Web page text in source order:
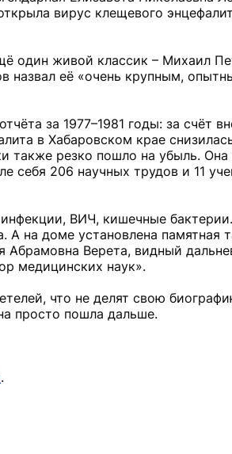
вирус клещевого
один живой классик – Михаил
назвал её «очень крупным,
за 1977–1981 годы: за счёт
в Хабаровском крае
также резко пошло на убыль. Она
себя 206 научных трудов и 11
ВИЧ, кишечные
на доме установлена памятная
Абрамовна Верета, видный
медицинских наук».
что не делят свою
просто пошла дальше.
.